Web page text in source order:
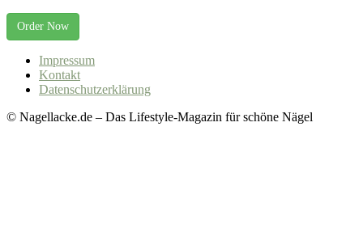
Order Now
Impressum
Kontakt
Datenschutzerklärung
© Nagellacke.de – Das Lifestyle-Magazin für schöne Nägel